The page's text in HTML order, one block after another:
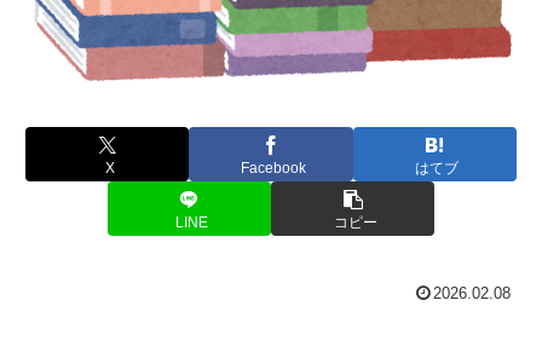
X Facebook はてブ
LINE コピー
2026.02.08